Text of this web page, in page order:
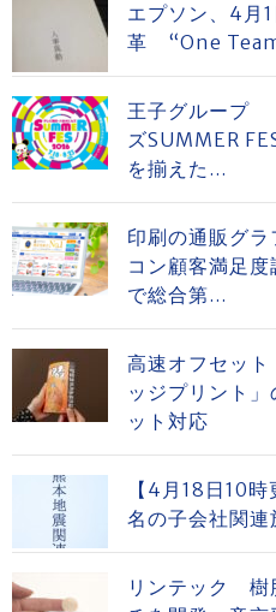
エプソン、4月
革 “One
王子グループ
ズSUMMER
を揃えた...
印刷の通販グ
コン顧客満足
で総合第...
高速オフセッ
ッジプリント
ット対応
【4月18日10
名の子会社関連
リンテック 樹